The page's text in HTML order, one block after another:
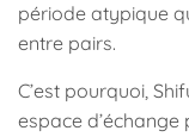
période atypique
entre pairs.
C’est pourquoi,
espace